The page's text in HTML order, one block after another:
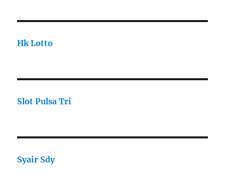
Hk Lotto
Slot Pulsa Tri
Syair Sdy